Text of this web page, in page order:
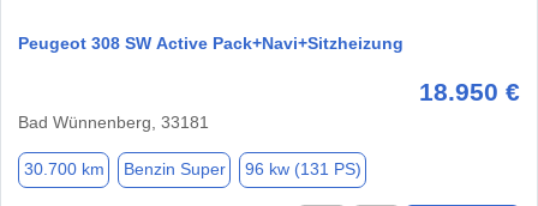
Peugeot 308 SW Active Pack+Navi+Sitzheizung
18.950 €
Bad Wünnenberg, 33181
30.700 km Benzin Super 96 kw (131 PS)